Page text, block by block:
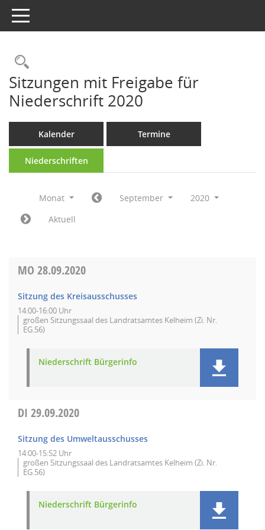
Toggle navigation
Rechercheauswahl
Sitzungen mit Freigabe für
Niederschrift 2020
Kalender Termine
Niederschriften
Monat September
2020
Aktuell
MO 28.09.2020
Sitzung des Kreisausschusses
14:00-16:00 Uhr
großen Sitzungssaal des Landratsamtes Kelheim (Zi. Nr.
EG.56)
Niederschrift Bürgerinfo
DI 29.09.2020
Sitzung des Umweltausschusses
14:00-15:52 Uhr
großen Sitzungssaal des Landratsamtes Kelheim (Zi. Nr.
EG.56)
Niederschrift Bürgerinfo